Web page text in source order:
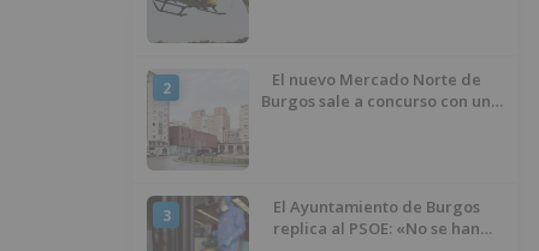
2
El nuevo Mercado Norte de
Burgos sale a concurso con un
3
El Ayuntamiento de Burgos
replica al PSOE: «No se han